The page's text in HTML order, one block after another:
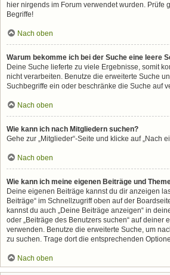
hier nirgends im Forum verwendet wurden. Prüfe
Begriffe!
Nach oben
Warum bekomme ich bei der Suche eine leere
Deine Suche lieferte zu viele Ergebnisse, somit
nicht verarbeiten. Benutze die erweiterte Suche
Suchbegriffe ein oder beschränke die Suche auf
Nach oben
Wie kann ich nach Mitgliedern suchen?
Gehe zur „Mitglieder“-Seite und klicke auf „Nach
Nach oben
Wie kann ich meine eigenen Beiträge und
Deine eigenen Beiträge kannst du dir anzeigen
Beiträge“ im Schnellzugriff oben auf der
kannst du auch „Deine Beiträge anzeigen“ in
oder „Beiträge des Benutzers suchen“ auf deiner
verwenden. Benutze die erweiterte Suche, um
zu suchen. Trage dort die entsprechenden
Nach oben